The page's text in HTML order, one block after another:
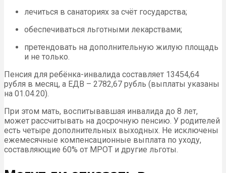
лечиться в санаториях за счёт государства;
обеспечиваться льготными лекарствами;
претендовать на дополнительную жилую площадь
и не только.
Пенсия для ребёнка-инвалида составляет 13454,64
рубля в месяц, а ЕДВ – 2782,67 рубль (выплаты указаны
на 01.04.20).
При этом мать, воспитывавшая инвалида до 8 лет,
может рассчитывать на досрочную пенсию. У родителей
есть четыре дополнительных выходных. Не исключены
ежемесячные компенсационные выплата по уходу,
составляющие 60% от МРОТ и другие льготы.